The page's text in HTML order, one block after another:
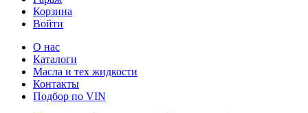
Корзина
Войти
О нас
Каталоги
Масла и тех жидкости
Контакты
Подбор по VIN